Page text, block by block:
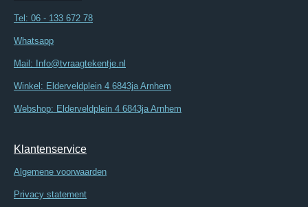
Tel: 06 - 133 672 78
Whatsapp
Mail: Info@tvraagtekentje.nl
Winkel: Elderveldplein 4 6843ja Arnhem
Webshop: Elderveldplein 4 6843ja Arnhem
Klantenservice
Algemene voorwaarden
Privacy statement